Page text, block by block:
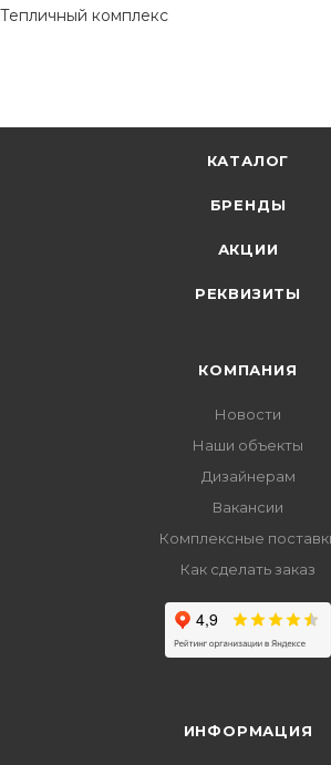
Тепличный комплекс
КАТАЛОГ
БРЕНДЫ
АКЦИИ
РЕКВИЗИТЫ
КОМПАНИЯ
Новости
Наши объекты
Дизайнерам
Вакансии
Комплексные
Как сделать заказ
ИНФОРМАЦИЯ